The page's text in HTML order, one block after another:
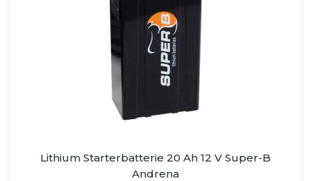
Lithium Starterbatterie 20 Ah 12 V Super-B
Andrena